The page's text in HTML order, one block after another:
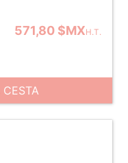
571,80 $MXH.T.